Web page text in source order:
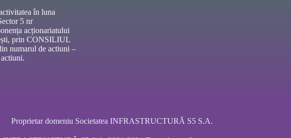
în luna
5 nr
acționariatului
prin CONSILIUL
numarul de actiuni –
Proprietar domeniu Societatea INFRASTRUCTURĂ S5 S.A.